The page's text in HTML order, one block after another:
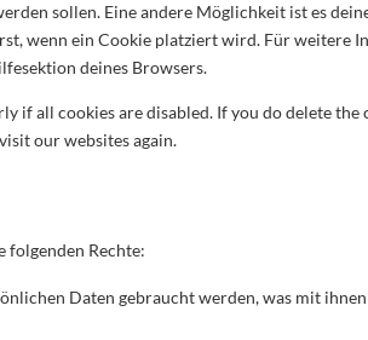
sollen. Eine andere Möglichkeit ist es
wenn ein Cookie platziert wird. Für weitere
deines Browsers.
if all cookies are disabled. If you do delete
our websites again.
folgenden Rechte:
Daten gebraucht werden, was mit